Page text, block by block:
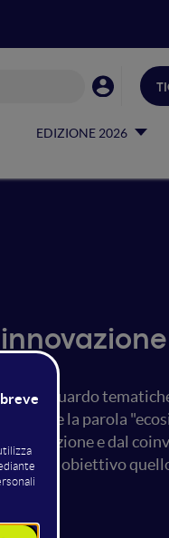
EDIZIONE 2026
riguardo
la parola
e dal
come obiettivo